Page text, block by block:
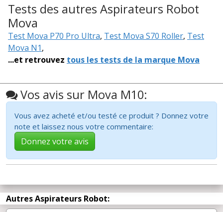
Tests des autres Aspirateurs Robot
Mova
Test Mova P70 Pro Ultra, Test Mova S70 Roller, Test
Mova N1,
...et retrouvez tous les tests de la marque Mova
Vos avis sur Mova M10:
Vous avez acheté et/ou testé ce produit ? Donnez votre
note et laissez nous votre commentaire:
Donnez votre avis
Autres Aspirateurs Robot: